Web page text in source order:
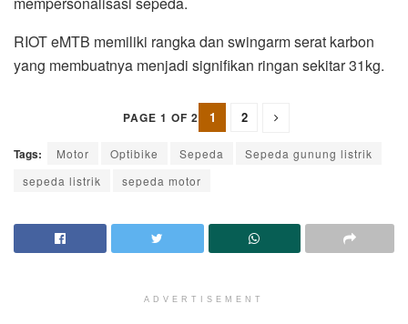
RIOT eMTB memiliki rangka dan swingarm serat karbon
yang membuatnya menjadi signifikan ringan sekitar 31kg.
PAGE 1 OF 2 1 2
Tags: Motor Optibike Sepeda
Sepeda gunung listrik
sepeda listrik
sepeda motor
ADVERTISEMENT